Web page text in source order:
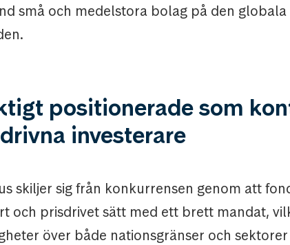
små och medelstora bolag på den globala
positionerade som
investerare
skiljer sig från konkurrensen genom att
och prisdrivet sätt med ett brett mandat,
över både nationsgränser och